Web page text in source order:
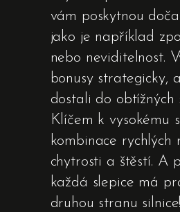
vám poskytnou
jako je například
nebo neviditelnost.
bonusy strategicky,
dostali do obtížných
Klíčem k vysokému
kombinace rychlých
chytrosti a štěstí. A
každá slepice má
druhou stranu silnice!